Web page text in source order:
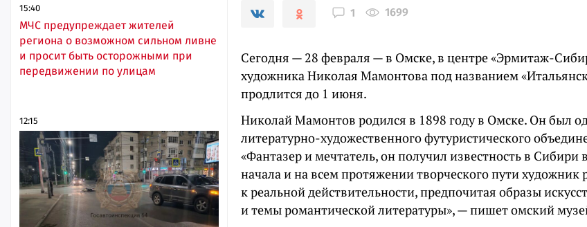
15:40
МЧС предупреждает жителей
региона о возможном сильном ливне
и просит быть осторожными при
передвижении по улицам
12:15
1 1699
Сегодня — 28 февраля — в Омске, в центре «Эрмитаж-
художника Николая Мамонтова под названием
продлится до 1 июня.
Николай Мамонтов родился в 1898 году в Омске. Он был
литературно-художественного футуристического
«Фантазер и мечтатель, он получил известность в Сибири
начала и на всем протяжении творческого пути художник
к реальной действительности, предпочитая образы
и темы романтической литературы», — пишет омский